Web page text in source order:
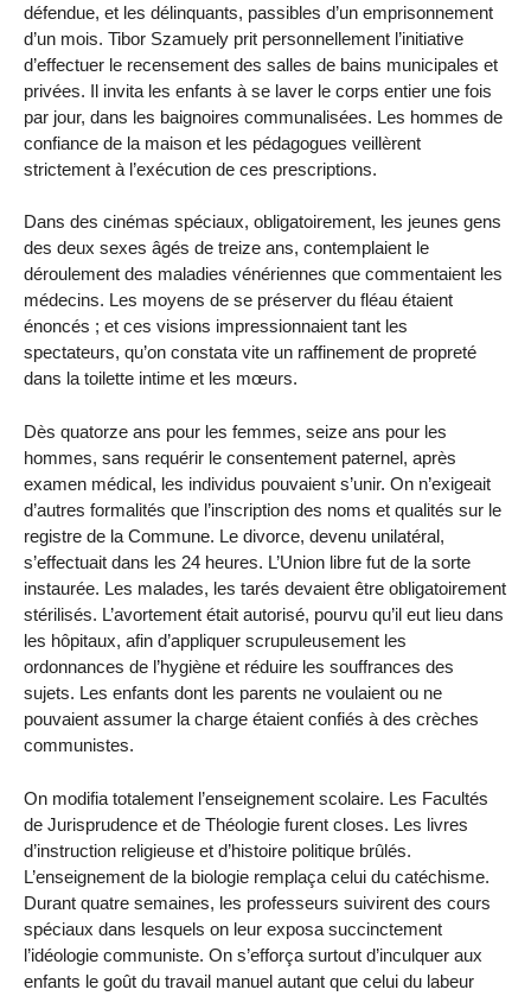
défendue, et les délinquants, passibles d’un emprisonnement
d’un mois. Tibor Szamuely prit personnellement l’initiative
d’effectuer le recensement des salles de bains municipales et
privées. Il invita les enfants à se laver le corps entier une fois
par jour, dans les baignoires communalisées. Les hommes de
confiance de la maison et les pédagogues veillèrent
strictement à l’exécution de ces prescriptions.
Dans des cinémas spéciaux, obligatoirement, les jeunes gens
des deux sexes âgés de treize ans, contemplaient le
déroulement des maladies vénériennes que commentaient les
médecins. Les moyens de se préserver du fléau étaient
énoncés ; et ces visions impressionnaient tant les
spectateurs, qu’on constata vite un raffinement de propreté
dans la toilette intime et les mœurs.
Dès quatorze ans pour les femmes, seize ans pour les
hommes, sans requérir le consentement paternel, après
examen médical, les individus pouvaient s’unir. On n’exigeait
d’autres formalités que l’inscription des noms et qualités sur le
registre de la Commune. Le divorce, devenu unilatéral,
s’effectuait dans les 24 heures. L’Union libre fut de la sorte
instaurée. Les malades, les tarés devaient être obligatoirement
stérilisés. L’avortement était autorisé, pourvu qu’il eut lieu dans
les hôpitaux, afin d’appliquer scrupuleusement les
ordonnances de l’hygiène et réduire les souffrances des
sujets. Les enfants dont les parents ne voulaient ou ne
pouvaient assumer la charge étaient confiés à des crèches
communistes.
On modifia totalement l’enseignement scolaire. Les Facultés
de Jurisprudence et de Théologie furent closes. Les livres
d’instruction religieuse et d’histoire politique brûlés.
L’enseignement de la biologie remplaça celui du catéchisme.
Durant quatre semaines, les professeurs suivirent des cours
spéciaux dans lesquels on leur exposa succinctement
l’idéologie communiste. On s’efforça surtout d’inculquer aux
enfants le goût du travail manuel autant que celui du labeur